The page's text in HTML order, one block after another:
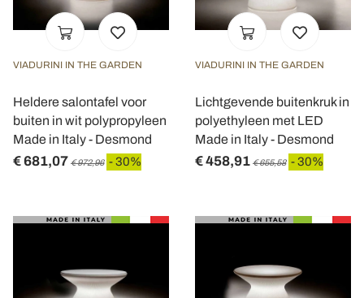
VIADURINI IN THE GARDEN
Heldere salontafel voor
buiten in wit polypropyleen
Made in Italy - Desmond
€ 681,07 € 972,96 - 30%
VIADURINI IN THE GARDEN
Lichtgevende buitenkruk in
polyethyleen met LED
Made in Italy - Desmond
€ 458,91 € 655,58 - 30%